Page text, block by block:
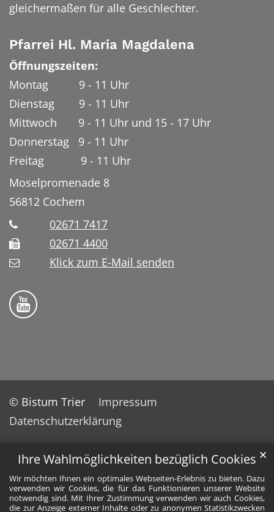
Ihre Wahlmöglichkeiten bezüglich Cookies
Wir möchten Ihnen ein optimales Webseiten-Erlebnis zu bieten. Dazu
verwenden wir Cookies, die für das Funktionieren unserer Website
notwendig sind. Mit Ihrer Zustimmung verwenden wir auch Cookies,
die zur Anzeige externer Inhalte oder zu anonymen Statistikzwecken
✕
gleichermaßen für alle Geschlechter.
Pfarrei Hl. Maria Magdalena
Öffnungszeiten:
Montag 9 - 11 Uhr
Dienstag 9 - 11 Uhr
Mittwoch 9 - 11 Uhr und 15 - 17 Uhr
Donnerstag 9 - 11 Uhr
Freitag 9 - 11 Uhr
Moselpromenade 8
56812 Cochem
02671 7417
02671 4400
Klick zum E-Mail senden
Bistum Trier auf YouTube
© Bistum Trier
Impressum
Datenschutzerklärung